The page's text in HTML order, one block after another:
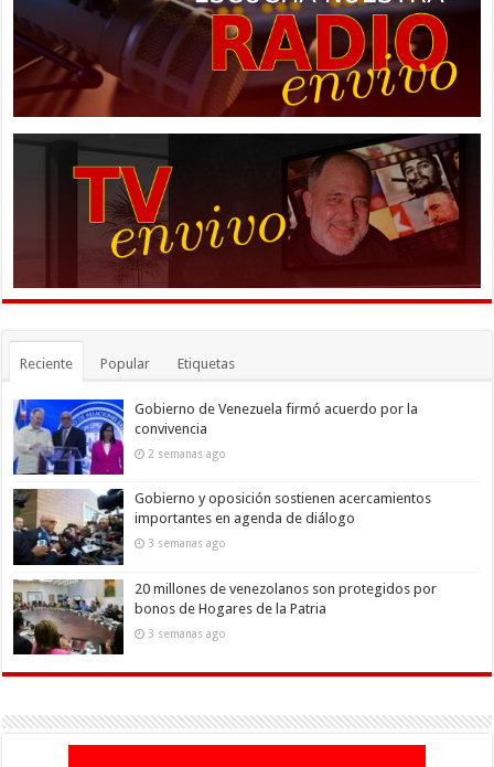
Reciente Popular Etiquetas
Gobierno de Venezuela firmó acuerdo por la
convivencia
2 semanas ago
Gobierno y oposición sostienen acercamientos
importantes en agenda de diálogo
3 semanas ago
20 millones de venezolanos son protegidos por
bonos de Hogares de la Patria
3 semanas ago